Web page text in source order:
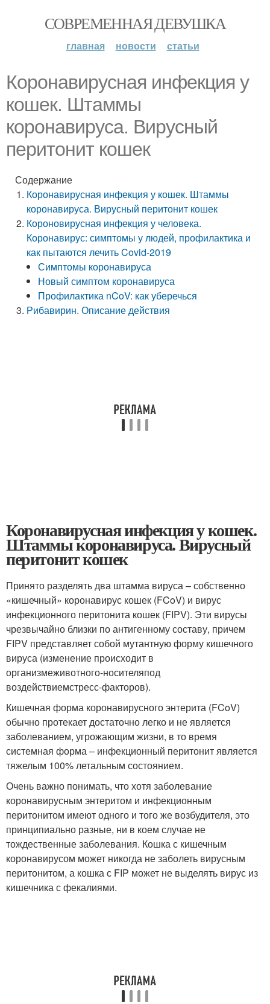
СОВРЕМЕННАЯ ДЕВУШКА
главная новости статьи
Коронавирусная инфекция у
кошек. Штаммы
коронавируса. Вирусный
перитонит кошек
Содержание
Коронавирусная инфекция у кошек. Штаммы
коронавируса. Вирусный перитонит кошек
Короновирусная инфекция у человека.
Коронавирус: симптомы у людей, профилактика и
как пытаются лечить Covid-2019
Симптомы коронавируса
Новый симптом коронавируса
Профилактика nCoV: как уберечься
Рибавирин. Описание действия
Коронавирусная инфекция у кошек.
Штаммы коронавируса. Вирусный
перитонит кошек
Принято разделять два штамма вируса – собственно
«кишечный» коронавирус кошек (FCoV) и вирус
инфекционного перитонита кошек (FIPV). Эти вирусы
чрезвычайно близки по антигенному составу, причем
FIPV представляет собой мутантную форму кишечного
вируса (изменение происходит в
организмеживотного-носителяпод
воздействиемстресс-факторов).
Кишечная форма коронавирусного энтерита (FCoV)
обычно протекает достаточно легко и не является
заболеванием, угрожающим жизни, в то время
системная форма – инфекционный перитонит является
тяжелым 100% летальным состоянием.
Очень важно понимать, что хотя заболевание
коронавирусным энтеритом и инфекционным
перитонитом имеют одного и того же возбудителя, это
принципиально разные, ни в коем случае не
тождественные заболевания. Кошка с кишечным
коронавирусом может никогда не заболеть вирусным
перитонитом, а кошка с FIP может не выделять вирус из
кишечника с фекалиями.